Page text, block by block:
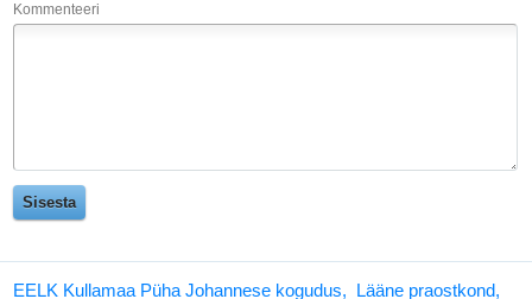
Kommenteeri
EELK Kullamaa Püha Johannese kogudus, Lääne praostkond,